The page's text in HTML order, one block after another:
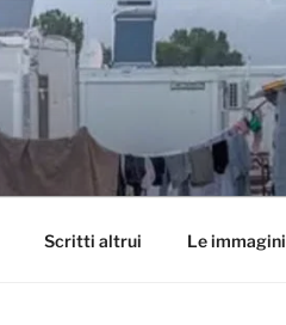
Scritti altrui Le immagini